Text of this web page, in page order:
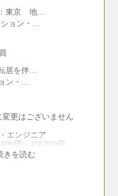
：東京 地…
ション・…
居を伴…
ン・…
更はございません
エンジニア
円～450,000円
よって変動がありま
を読む